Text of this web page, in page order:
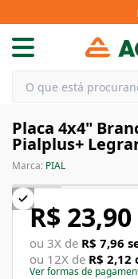
Placa 4x4"
Pialplus+
Marca: PIAL
R$ 23,90
ou 3X de R$ 7,96
ou 12X de R$ 2,12
Ver formas de